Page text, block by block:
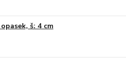
š: 4 cm